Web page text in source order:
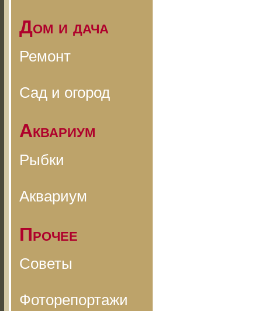
Дом и дача
Ремонт
Сад и огород
Аквариум
Рыбки
Аквариум
Прочее
Советы
Фоторепортажи